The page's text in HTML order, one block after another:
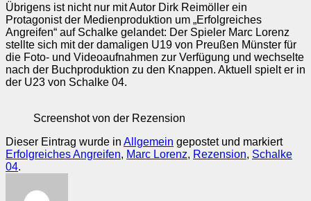
Übrigens ist nicht nur mit Autor Dirk Reimöller ein
Protagonist der Medienproduktion um „Erfolgreiches
Angreifen“ auf Schalke gelandet: Der Spieler Marc Lorenz
stellte sich mit der damaligen U19 von Preußen Münster für
die Foto- und Videoaufnahmen zur Verfügung und wechselte
nach der Buchproduktion zu den Knappen. Aktuell spielt er in
der U23 von Schalke 04.
Screenshot von der Rezension
Dieser Eintrag wurde in Allgemein gepostet und markiert
Erfolgreiches Angreifen, Marc Lorenz, Rezension, Schalke
04.